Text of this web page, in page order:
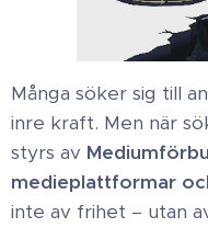
​Många söker sig till
inre kraft. Men när
styrs av
medieplattformar
inte av frihet – utan